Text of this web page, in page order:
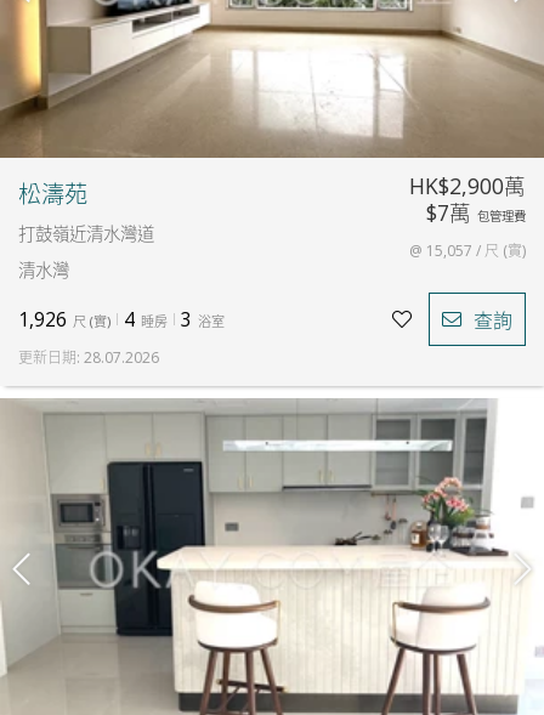
松濤苑
打鼓嶺近清水灣道
清水灣
HK$2,900萬
$7萬 包管理費
@ 15,057 / 尺 (實)
1,926 尺 (實) 4 睡房 3 浴室 查詢
更新日期: 28.07.2026